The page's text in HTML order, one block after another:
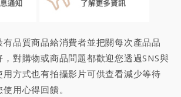
品質商品給消費者並把關每次產品品
對購物或商品問題都歡迎您透過SNS與
方式也有拍攝影片可供查看減少等待
使用心得回饋。